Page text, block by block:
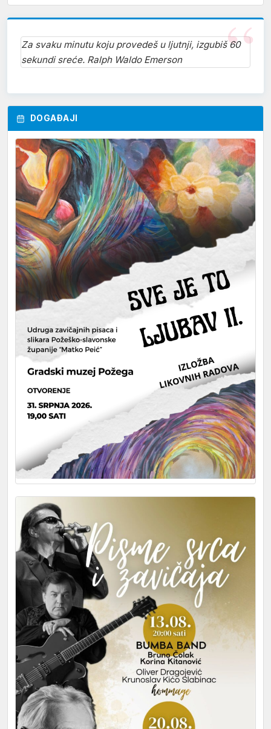
Za svaku minutu koju provedeš u ljutnji, izgubiš 60
sekundi sreće. Ralph Waldo Emerson
DOGAĐAJI